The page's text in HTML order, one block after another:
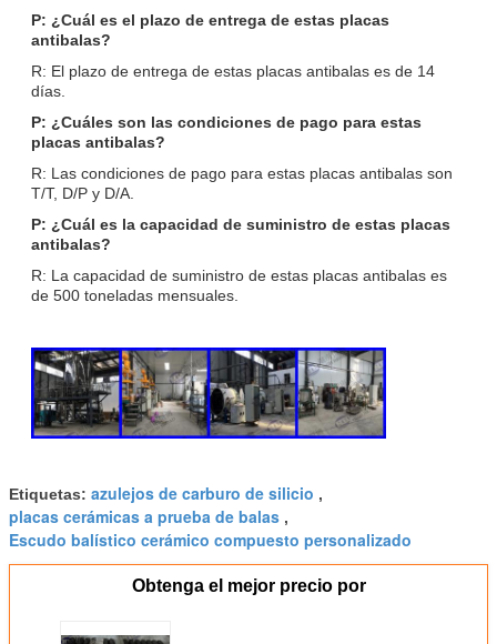
P: ¿Cuál es el plazo de entrega de estas placas
antibalas?
R: El plazo de entrega de estas placas antibalas es de 14
días.
P: ¿Cuáles son las condiciones de pago para estas
placas antibalas?
R: Las condiciones de pago para estas placas antibalas son
T/T, D/P y D/A.
P: ¿Cuál es la capacidad de suministro de estas placas
antibalas?
R: La capacidad de suministro de estas placas antibalas es
de 500 toneladas mensuales.
Etiquetas: azulejos de carburo de silicio ,
placas cerámicas a prueba de balas ,
Escudo balístico cerámico compuesto personalizado
Obtenga el mejor precio por